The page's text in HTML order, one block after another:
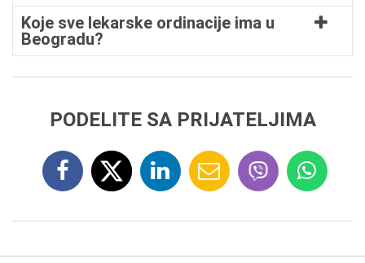
Koje sve lekarske ordinacije ima u
Beogradu?
PODELITE SA PRIJATELJIMA